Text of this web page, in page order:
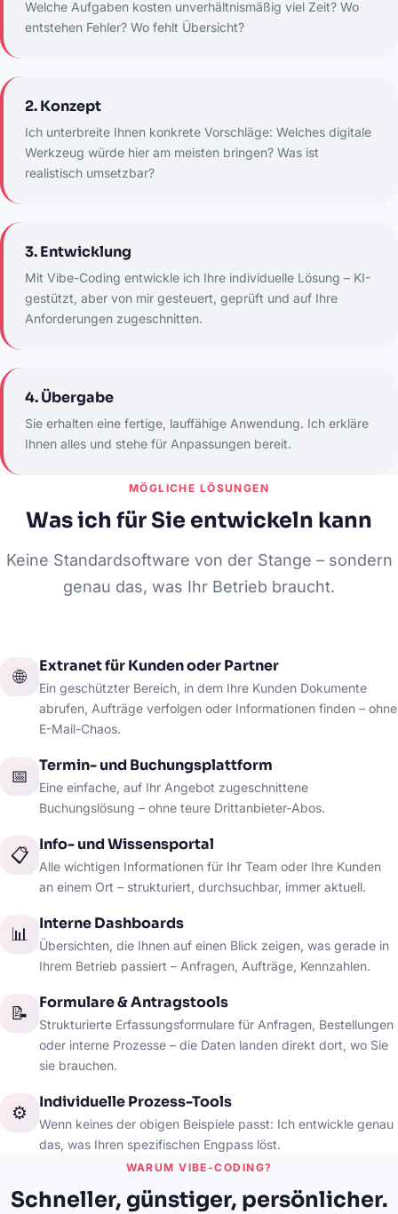
Welche Aufgaben kosten unverhältnismäßig viel Zeit? Wo
entstehen Fehler? Wo fehlt Übersicht?
2. Konzept
Ich unterbreite Ihnen konkrete Vorschläge: Welches digitale
Werkzeug würde hier am meisten bringen? Was ist
realistisch umsetzbar?
3. Entwicklung
Mit Vibe-Coding entwickle ich Ihre individuelle Lösung – KI-
gestützt, aber von mir gesteuert, geprüft und auf Ihre
Anforderungen zugeschnitten.
4. Übergabe
Sie erhalten eine fertige, lauffähige Anwendung. Ich erkläre
Ihnen alles und stehe für Anpassungen bereit.
MÖGLICHE LÖSUNGEN
Was ich für Sie entwickeln kann
Keine Standardsoftware von der Stange – sondern
genau das, was Ihr Betrieb braucht.
🌐
Extranet für Kunden oder Partner
Ein geschützter Bereich, in dem Ihre Kunden Dokumente
abrufen, Aufträge verfolgen oder Informationen finden – ohne
E-Mail-Chaos.
📅
Termin- und Buchungsplattform
Eine einfache, auf Ihr Angebot zugeschnittene
Buchungslösung – ohne teure Drittanbieter-Abos.
📋
Info- und Wissensportal
Alle wichtigen Informationen für Ihr Team oder Ihre Kunden
an einem Ort – strukturiert, durchsuchbar, immer aktuell.
📊
Interne Dashboards
Übersichten, die Ihnen auf einen Blick zeigen, was gerade in
Ihrem Betrieb passiert – Anfragen, Aufträge, Kennzahlen.
📝
Formulare & Antragstools
Strukturierte Erfassungsformulare für Anfragen, Bestellungen
oder interne Prozesse – die Daten landen direkt dort, wo Sie
sie brauchen.
⚙️
Individuelle Prozess-Tools
Wenn keines der obigen Beispiele passt: Ich entwickle genau
das, was Ihren spezifischen Engpass löst.
WARUM VIBE-CODING?
Schneller, günstiger, persönlicher.